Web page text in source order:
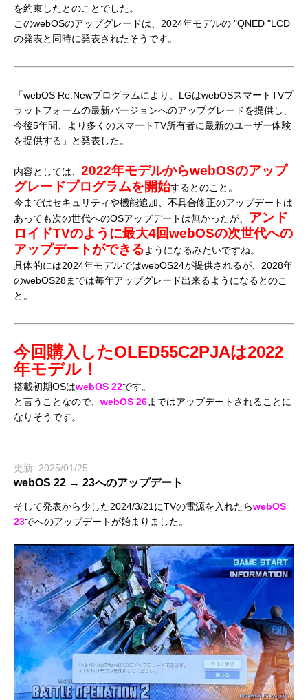
を約束したとのことでした。
このwebOSのアップグレードは、2024年モデルの "QNED "LCD
の発表と同時に発表されたそうです。
「webOS Re:Newプログラムにより、LGはwebOSスマートTVプ
ラットフォームの最新バージョンへのアップグレードを提供し、
今後5年間、より多くのスマートTV所有者に最新のユーザー体験
を提供する」と発表した。
内容としては、 2022年モデルからwebOSのアップ
グレードプログラムを開始するとのこと。
今まではセキュリティや機能追加、不具合修正のアップデートは
あっても次の世代へのOSアップデートは無かったが、 アンド
ロイドTVのように最大4回webOSの次世代への
アップデートができるようになるみたいですね。
具体的には2024年モデルではwebOS24が提供されるが、2028年
のwebOS28までは毎年アップグレード出来るようになるとのこ
と。
今回購入したOLED55C2PJAは2022
年モデル！
搭載初期OSはwebOS 22です。
と言うことなので、 webOS 26まではアップデートされることに
なりそうです。
更新: 2025/01/25
webOS 22 → 23へのアップデート
そして発表から少した2024/3/21にTVの電源を入れたらwebOS
23でへのアップデートが始まりました。